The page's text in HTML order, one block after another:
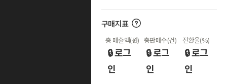
구매지표
총 매출액(원)
🔒 로그
인
총판매수(건)
🔒 로그
인
전환율(%)
🔒 로그
인